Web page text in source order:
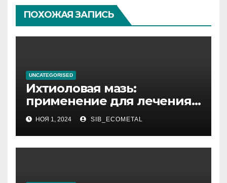
ПОХОЖАЯ ЗАПИСЬ
UNCATEGORISED
Ихтиоловая мазь:
применение для лечения
фурункулов
НОЯ 1, 2024 SIB_ECOMETAL